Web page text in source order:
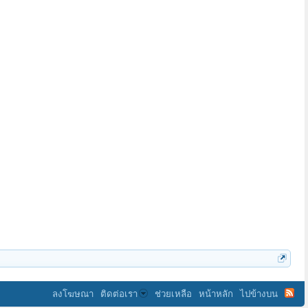
ลงโฆษณา ติดต่อเรา ช่วยเหลือ หน้าหลัก ไปข้างบน